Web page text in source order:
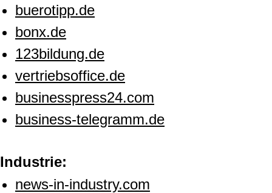
buerotipp.de
bonx.de
123bildung.de
vertriebsoffice.de
businesspress24.com
business-telegramm.de
Industrie:
news-in-industry.com